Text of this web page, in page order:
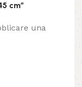
cm”
una